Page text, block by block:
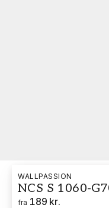
WALLPASSION
NCS S 1060-
fra 189 kr.